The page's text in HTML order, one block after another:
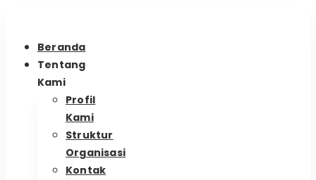
Beranda
Tentang
Kami
Profil
Kami
Struktur
Organisasi
Kontak